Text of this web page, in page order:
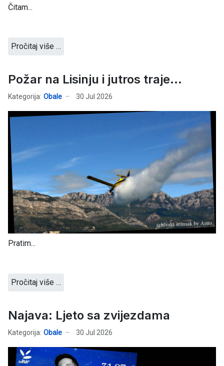
Čitam...
Pročitaj više …
Požar na Lisinju i jutros traje...
Kategorija: Obale 30 Jul 2026
Pratim...
Pročitaj više …
Najava: Ljeto sa zvijezdama
Kategorija: Obale 30 Jul 2026